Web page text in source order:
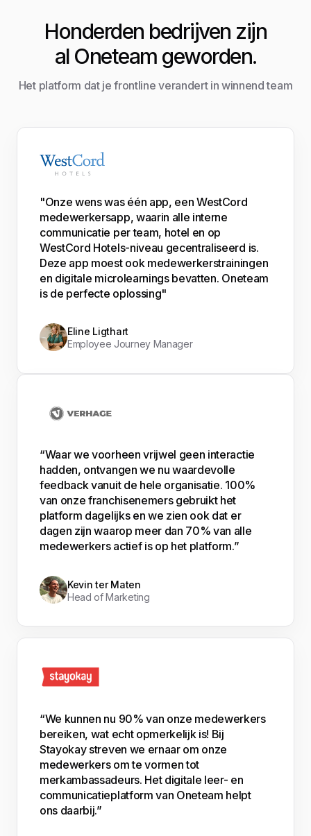
Honderden bedrijven zijn
al Oneteam geworden.
Het platform dat je frontline verandert in winnend team
"Onze wens was één app, een WestCord
medewerkersapp, waarin alle interne
communicatie per team, hotel en op
WestCord Hotels-niveau gecentraliseerd is.
Deze app moest ook medewerkerstrainingen
en digitale microlearnings bevatten. Oneteam
is de perfecte oplossing"
Eline Ligthart
Employee Journey Manager
“Waar we voorheen vrijwel geen interactie
hadden, ontvangen we nu waardevolle
feedback vanuit de hele organisatie. 100%
van onze franchisenemers gebruikt het
platform dagelijks en we zien ook dat er
dagen zijn waarop meer dan 70% van alle
medewerkers actief is op het platform.”
Kevin ter Maten
Head of Marketing
“We kunnen nu 90% van onze medewerkers
bereiken, wat echt opmerkelijk is! Bij
Stayokay streven we ernaar om onze
medewerkers om te vormen tot
merkambassadeurs. Het digitale leer- en
communicatieplatform van Oneteam helpt
ons daarbij.”